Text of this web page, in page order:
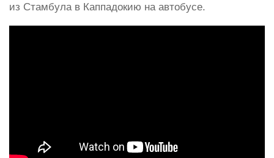
из Стамбула в Каппадокию на автобусе.